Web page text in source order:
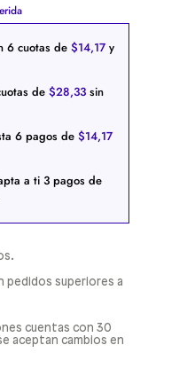
6 cuotas de $14,17 y
de $28,33 sin
6 pagos de $14,17
a ti 3 pagos de
pedidos superiores a
cuentas con 30
aceptan cambios en